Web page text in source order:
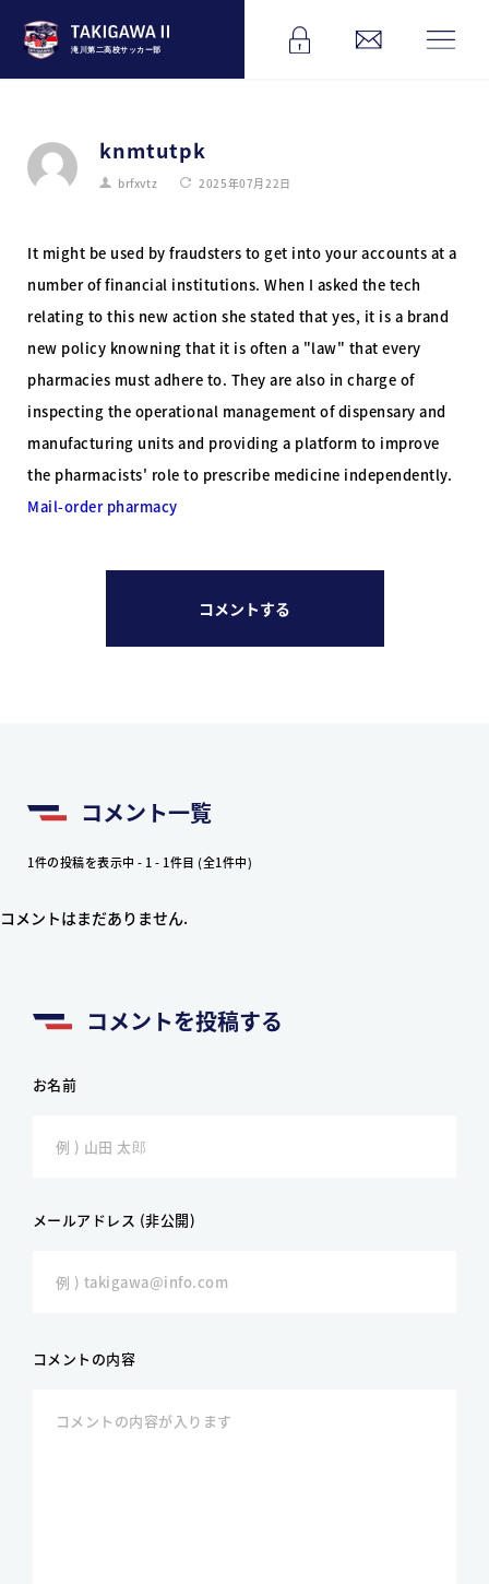
滝川第二高校サッカー部
knmtutpk
brfxvtz 2025年07月22日
It might be used by fraudsters to get into your accounts at a
number of financial institutions. When I asked the tech
relating to this new action she stated that yes, it is a brand
new policy knowning that it is often a "law" that every
pharmacies must adhere to. They are also in charge of
inspecting the operational management of dispensary and
manufacturing units and providing a platform to improve
the pharmacists' role to prescribe medicine independently.
Mail-order pharmacy
コメントする
コメント一覧
1件の投稿を表示中 - 1 - 1件目 (全1件中)
コメントはまだありません.
コメントを投稿する
お名前
メールアドレス (非公開)
コメントの内容